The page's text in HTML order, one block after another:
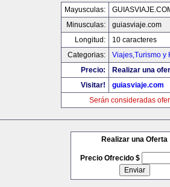
Mayusculas:
Minusculas:
guiasviaje.com
Longitud:
10 caracteres
Categorias:
Viajes,Turismo y
Precio:
Realizar una
Visitar!
guiasviaje.com
Serán consideradas
Realizar una Oferta
Precio Ofrecido $